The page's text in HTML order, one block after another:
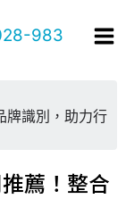
983
牌識別，助力行
薦！整合